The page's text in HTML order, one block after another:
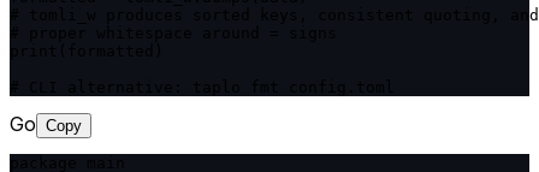
# tomli_w produces sorted keys, consistent quoting, and
Go Copy